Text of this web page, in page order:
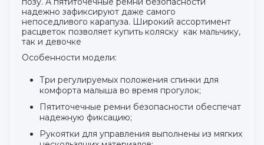
надежно зафиксируют даже самого
непоседливого карапуза. Широкий ассортимент
расцветок позволяет купить коляску как мальчику,
так и девочке
Особенности модели:
Три регулируемых положения спинки для
комфорта малыша во время прогулок;
Пятиточечные ремни безопасности обеспечат
надежную фиксацию;
Рукоятки для управления выполнены из мягких